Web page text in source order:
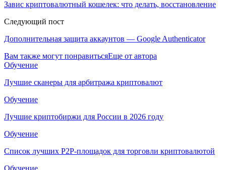
Завис криптовалютный кошелек: что делать, восстановление
Следующий пост
Дополнительная защита аккаунтов — Google Authenticator
Вам также могут понравитьсяЕще от автора
Обучение
Лучшие сканеры для арбитража криптовалют
Обучение
Лучшие криптобиржи для России в 2026 году
Обучение
Список лучших P2P-площадок для торговли криптовалютой
Обучение